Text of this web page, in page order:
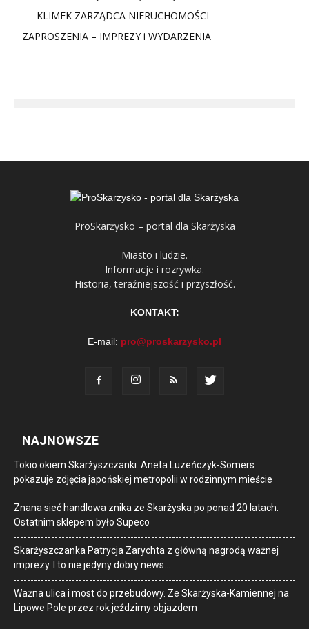
KLIMEK ZARZĄDCA NIERUCHOMOŚCI
ZAPROSZENIA – IMPREZY i WYDARZENIA
ProSkarżysko – portal dla Skarżyska
Miasto i ludzie.
Informacje i rozrywka.
Historia, teraźniejszość i przyszłość.
KONTAKT:
E-mail: pro@proskarzysko.pl
NAJNOWSZE
Tokio okiem Skarżyszczanki. Aneta Luzeńczyk-Somers
pokazuje zdjęcia japońskiej metropolii w rodzinnym mieście
Znana sieć handlowa znika ze Skarżyska po ponad 20 latach.
Ostatnim sklepem było Supeco
Skarżyszczanka Patrycja Zarychta z główną nagrodą ważnej
imprezy. I to nie jedyny dobry news…
Ważna ulica i most do przebudowy. Ze Skarżyska-Kamiennej na
Lipowe Pole przez rok jeździmy objazdem